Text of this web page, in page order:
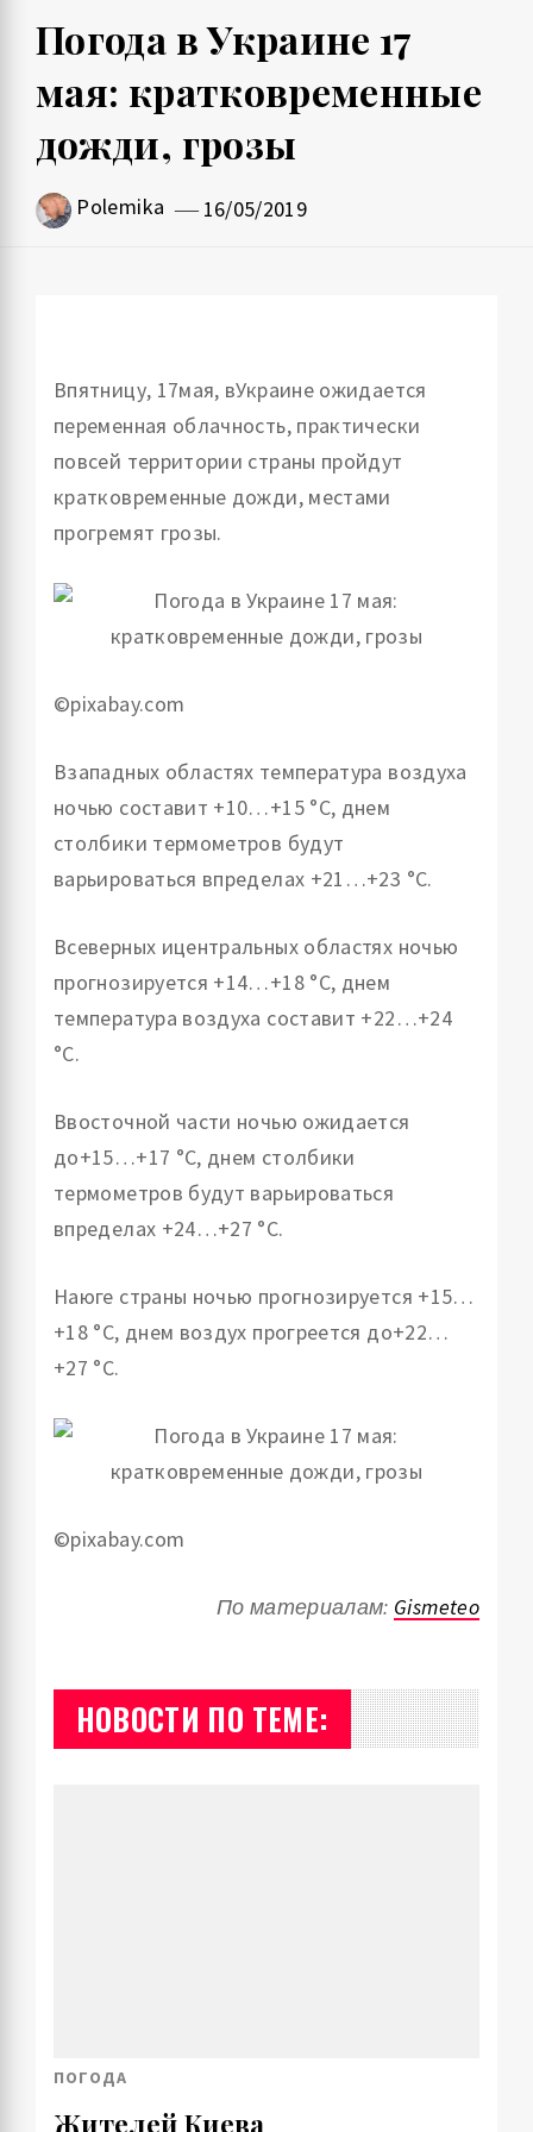
Погода в Украине 17
мая: кратковременные
дожди, грозы
Polemika 16/05/2019
Впятницу, 17мая, вУкраине ожидается
переменная облачность, практически
повсей территории страны пройдут
кратковременные дожди, местами
прогремят грозы.
©pixabay.com
Взападных областях температура воздуха
ночью составит +10…+15 °С, днем
столбики термометров будут
варьироваться впределах +21…+23 °С.
Всеверных ицентральных областях ночью
прогнозируется +14…+18 °С, днем
температура воздуха составит +22…+24
°С.
Ввосточной части ночью ожидается
до+15…+17 °С, днем столбики
термометров будут варьироваться
впределах +24…+27 °С.
Наюге страны ночью прогнозируется +15…
+18 °С, днем воздух прогреется до+22…
+27 °С.
©pixabay.com
По материалам: Gismeteo
НОВОСТИ ПО ТЕМЕ:
ПОГОДА
Жителей Киева